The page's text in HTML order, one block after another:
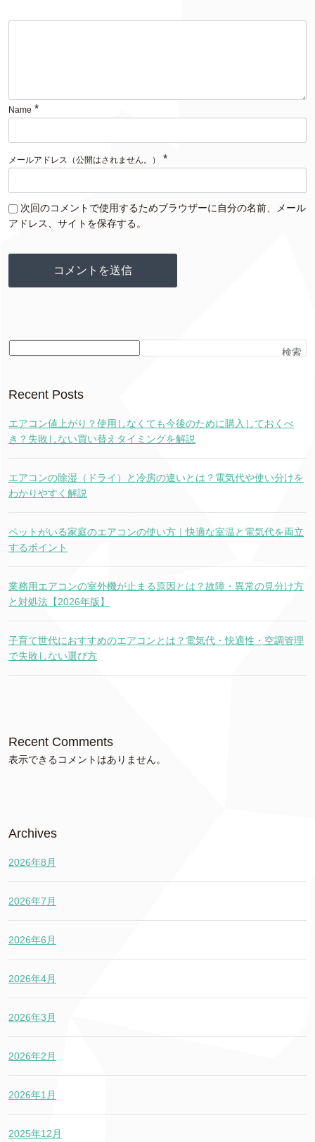
Name *
メールアドレス（公開はされません。） *
次回のコメントで使用するためブラウザーに自分の名前、メール
アドレス、サイトを保存する。
検索
Recent Posts
エアコン値上がり？使用しなくても今後のために購入しておくべ
き？失敗しない買い替えタイミングを解説
エアコンの除湿（ドライ）と冷房の違いとは？電気代や使い分けを
わかりやすく解説
ペットがいる家庭のエアコンの使い方｜快適な室温と電気代を両立
するポイント
業務用エアコンの室外機が止まる原因とは？故障・異常の見分け方
と対処法【2026年版】
子育て世代におすすめのエアコンとは？電気代・快適性・空調管理
で失敗しない選び方
Recent Comments
表示できるコメントはありません。
Archives
2026年8月
2026年7月
2026年6月
2026年4月
2026年3月
2026年2月
2026年1月
2025年12月